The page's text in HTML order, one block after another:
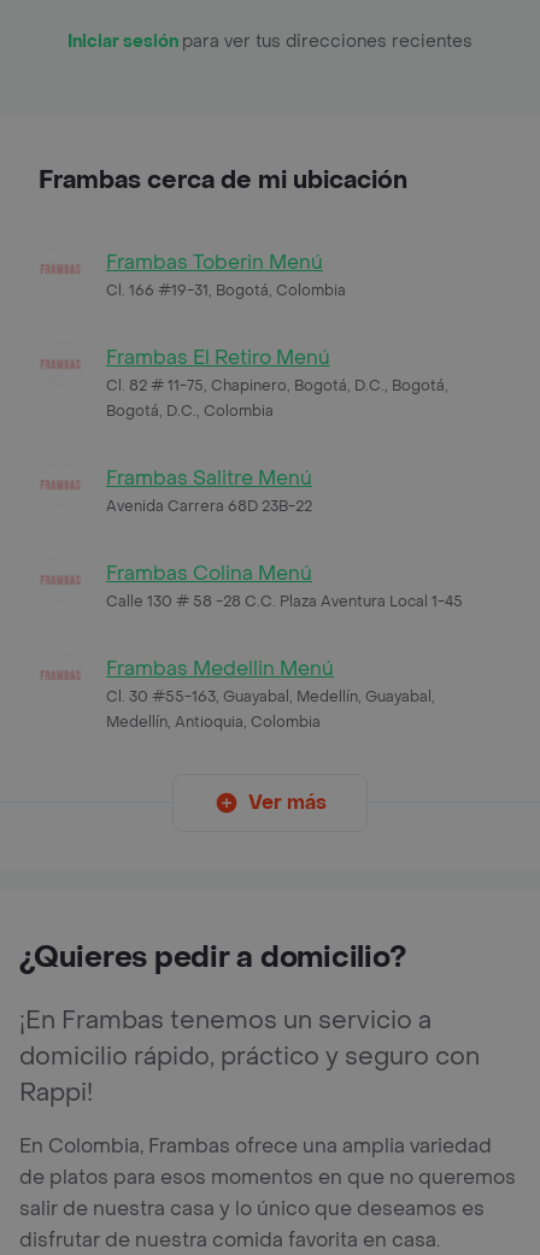
Iniciar sesión para ver tus direcciones recientes
Frambas cerca de mi ubicación
Frambas Toberin Menú
Cl. 166 #19-31, Bogotá, Colombia
Frambas El Retiro Menú
Cl. 82 # 11-75, Chapinero, Bogotá, D.C., Bogotá,
Bogotá, D.C., Colombia
Frambas Salitre Menú
Avenida Carrera 68D 23B-22
Frambas Colina Menú
Calle 130 # 58 -28 C.C. Plaza Aventura Local 1-45
Frambas Medellin Menú
Cl. 30 #55-163, Guayabal, Medellín, Guayabal,
Medellín, Antioquia, Colombia
Ver más
¿Quieres pedir a domicilio?
¡En Frambas tenemos un servicio a
domicilio rápido, práctico y seguro con
Rappi!
En Colombia, Frambas ofrece una amplia variedad
de platos para esos momentos en que no queremos
salir de nuestra casa y lo único que deseamos es
disfrutar de nuestra comida favorita en casa.